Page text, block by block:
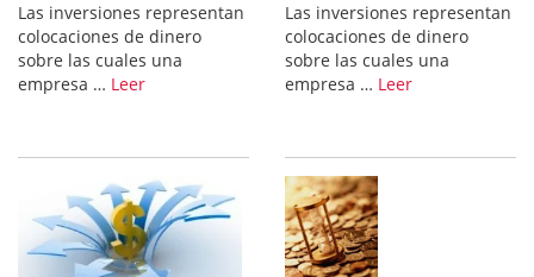
Las inversiones representan
colocaciones de dinero
sobre las cuales una
empresa … Leer
Las inversiones representan
colocaciones de dinero
sobre las cuales una
empresa … Leer